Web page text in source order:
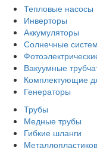
Тепловые насосы
Инверторы
Аккумуляторы
Солнечные
Вакуумные
Комплектующие
Генераторы
Трубы
Медные трубы
Гибкие шланги